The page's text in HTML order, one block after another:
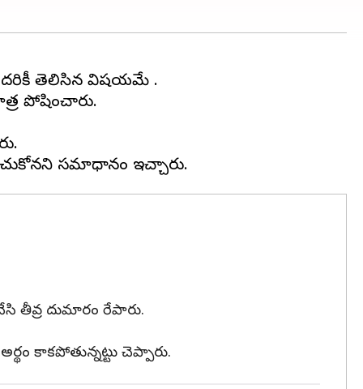
తెలిసిన విషయమే .
పోషించారు.
తీవ్ర దుమారం రేపారు.
కాకపోతున్నట్టు చెప్పారు.